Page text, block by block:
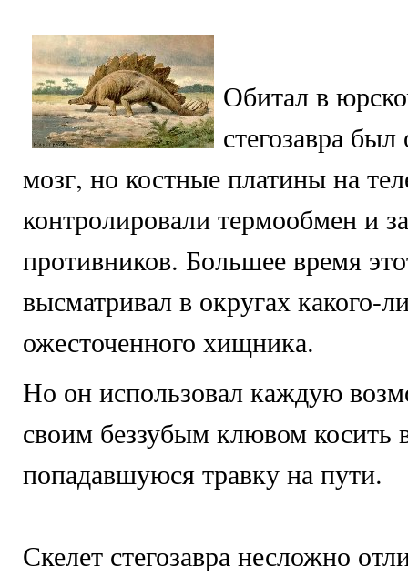
Обитал в
стегозавра
мозг, но костные платины на
контролировали термообмен и
противников. Большее время
высматривал в округах какого-
ожесточенного хищника.
Но он использовал каждую
своим беззубым клювом косить
попадавшуюся травку на пути.
Скелет стегозавра несложно